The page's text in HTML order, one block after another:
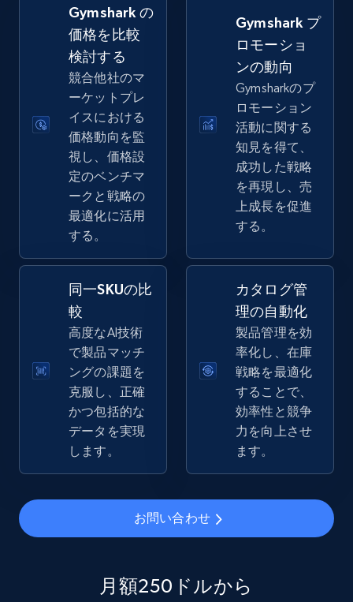
info, Stars, Feedbacks, Return policy, and more.
2.5K+ 今すぐ始める
URL, Product id, Title, Seller name, Seller rating,
Seller reviews, Breadcrumbs, Root category, and
more.
2.5K+
eBay - Gather data on products using
specified keywords
URL, Product id, Title, Seller name, Seller rating,
Seller reviews, Breadcrumbs, Root category, and
more.
2.5K+ 359+ 今すぐ始める
eBay - Collect products from shops on eBay
URL, Product id, Title, Seller name, Seller rating,
Gymshark の
価格を比較
検討する
競合他社のマ
ーケットプレ
イスにおける
価格動向を監
視し、価格設
定のベンチマ
ークと戦略の
最適化に活用
する。
Gymshark プ
ロモーショ
ンの動向
Gymsharkのプ
ロモーション
活動に関する
知見を得て、
成功した戦略
を再現し、売
上成長を促進
する。
同一SKUの比
較
高度なAI技術
で製品マッチ
ングの課題を
克服し、正確
かつ包括的な
データを実現
します。
カタログ管
理の自動化
製品管理を効
率化し、在庫
戦略を最適化
することで、
効率性と競争
力を向上させ
ます。
お問い合わせ
月額250ドルから